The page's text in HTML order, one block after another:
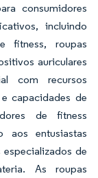
consumidores
incluindo
fitness, roupas
auriculares
com recursos
capacidades de
de fitness
aos entusiastas
de
As roupas